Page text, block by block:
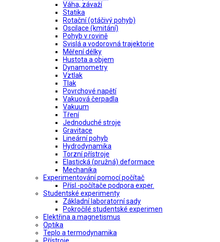
Váha, závaží
Statika
Rotační (otáčivý pohyb)
Oscilace (kmitání)
Pohyb v rovině
Svislá a vodorovná trajektorie
Měření délky
Hustota a objem
Dynamometry
Vztlak
Tlak
Povrchové napětí
Vakuová čerpadla
Vakuum
Tření
Jednoduché stroje
Gravitace
Lineární pohyb
Hydrodynamika
Torzní přístroje
Elastická (pružná) deformace
Mechanika
Experimentování pomocí počítač
Přísl.-počítače podpora exper.
Studentské experimenty
Základní laboratorní sady
Pokročilé studentské experimen
Elektřina a magnetismus
Optika
Teplo a termodynamika